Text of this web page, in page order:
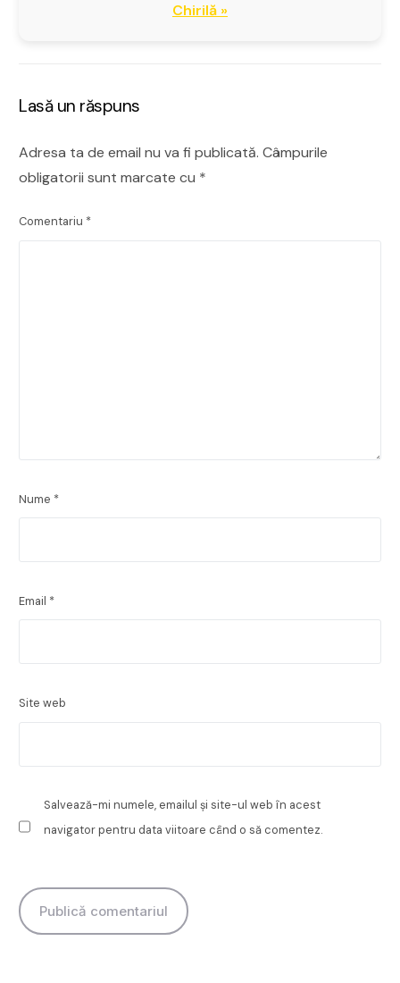
Chirilă »
Lasă un răspuns
Adresa ta de email nu va fi publicată. Câmpurile
obligatorii sunt marcate cu *
Comentariu *
Nume *
Email *
Site web
Salvează-mi numele, emailul și site-ul web în acest
navigator pentru data viitoare când o să comentez.